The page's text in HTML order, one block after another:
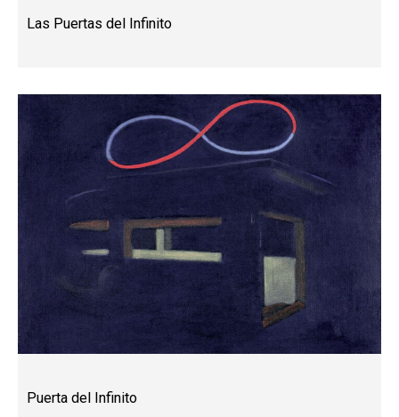
Las Puertas del Infinito
Puerta del Infinito